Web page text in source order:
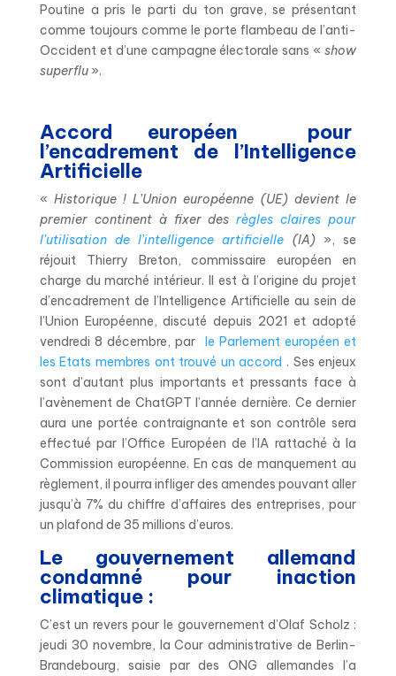
Poutine a pris le parti du ton grave, se présentant
comme toujours comme le porte flambeau de l’anti-
Occident et d’une campagne électorale sans «show
superflu».
Accord européen pour
l’encadrement de l’Intelligence
Artificielle
« Historique ! L’Union européenne (UE) devient le
premier continent à fixer desrègles claires pour
l’utilisation de l’intelligence artificielle (IA)», se
réjouit Thierry Breton, commissaire européen en
charge du marché intérieur. Il est à l’origine du projet
d’encadrement de l’Intelligence Artificielle au sein de
l’Union Européenne, discuté depuis 2021 et adopté
vendredi 8 décembre, par
le Parlement européen et
les Etats membres ont trouvé un accord . Ses enjeux
sont d’autant plus importants et pressants face à
l’avènement de ChatGPT l’année dernière. Ce dernier
aura une portée contraignante et son contrôle sera
effectué par l’Office Européen de l’IA rattaché à la
Commission européenne. En cas de manquement au
règlement, il pourra infliger des amendes pouvant aller
jusqu’à 7% du chiffre d’affaires des entreprises, pour
un plafond de 35 millions d’euros.
Le gouvernement allemand
condamné pour inaction
climatique :
C’est un revers pour le gouvernement d’Olaf Scholz :
jeudi 30 novembre, la Cour administrative de Berlin-
Brandebourg, saisie par des ONG allemandes l’a